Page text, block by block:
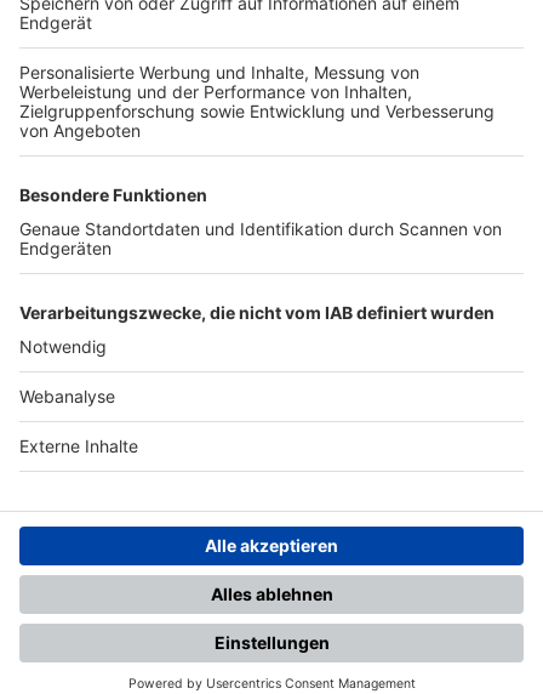
TOP-VEREINE
TOP-PARTNER
SFV DFB
Nutzungsbedingungen Datenschutz Impressum
Ihr Gerät wird möglicherweise
nicht vollständig unterstützt.
Für die beste Nutzung empfehlen
wir ein kompatibles Gerät oder
einen aktuellen Browser.